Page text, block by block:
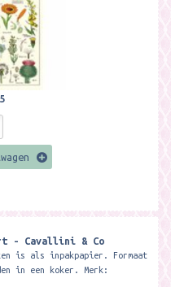
- Cavallini & Co
is als inpakpapier. Formaat
in een koker. Merk: